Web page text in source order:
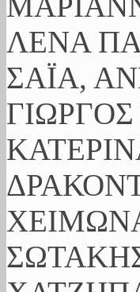
ΛΕΝΑ
ΣΑΪΑ,